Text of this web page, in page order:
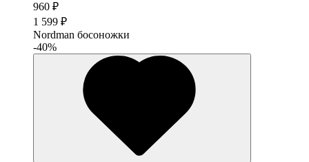
960 ₽
1 599 ₽
Nordman босоножки
-40%